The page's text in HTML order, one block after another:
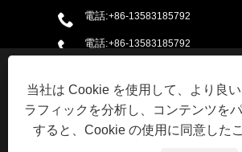
電話:+86-13583185792
電話:+86-13583185792
ファックス: +86-531-88905468
当社は Cookie を使用して、より良
ラフィックを分析し、コンテンツを
すると、Cookie の使用に同意した
We use cookies to personalise content,
advertising and analytics partners who
your use of their services.